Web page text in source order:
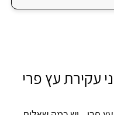
עקירת עץ פרי